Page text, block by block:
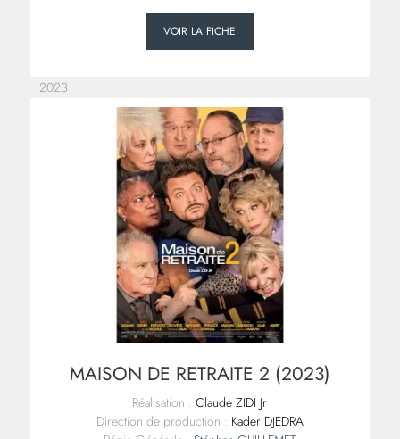
VOIR LA FICHE
2023
MAISON DE RETRAITE 2 (2023)
Réalisation : Claude ZIDI Jr
Direction de production : Kader DJEDRA